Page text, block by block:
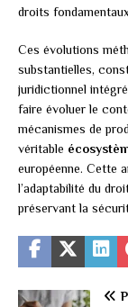
droits
Ces évolutions
substantielles,
juridictionnel
faire évoluer le
mécanismes de
véritable
européenne. Cette
l’adaptabilité du
préservant la